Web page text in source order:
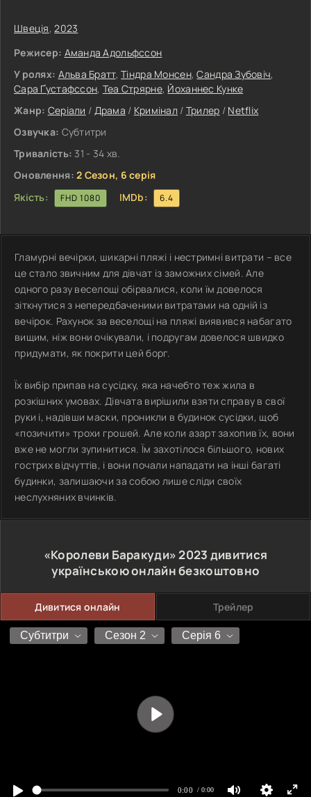
Швеція,2023
Режисер: Аманда Адольфссон
У ролях: Альва Братт,Тіндра Монсен,Сандра Зубовіч,
Сара Ґустафссон, Теа Стрярне, Йоханнес Кунке
Жанр: Серіали / Драма / Кримінал / Трилер / Netflix
Озвучка: Субтитри
Тривалість: 31 - 34 хв.
Оновлення: 2 Сезон, 6 серія
Якість:
FHD 1080 IMDb: 6.4
Гламурні вечірки, шикарні пляжі і нестримні витрати – все
це стало звичним для дівчат із заможних сімей. Але
одного разу веселощі обірвалися, коли їм довелося
зіткнутися з непередбаченими витратами на одній із
вечірок. Рахунок за веселощі на пляжі виявився набагато
вищим, ніж вони очікували, і подругам довелося швидко
придумати, як покрити цей борг.
Їх вибір припав на сусідку, яка начебто теж жила в
розкішних умовах. Дівчата вирішили взяти справу в свої
руки і, надівши маски, проникли в будинок сусідки, щоб
«позичити» трохи грошей. Але коли азарт захопив їх, вони
вже не могли зупинитися. Їм захотілося більшого, нових
гострих відчуттів, і вони почали нападати на інші багаті
будинки, залишаючи за собою лише сліди своїх
неслухняних вчинків.
«Королеви Баракуди»2023 дивитися
українською онлайн безкоштовно
Дивитися онлайн Трейлер